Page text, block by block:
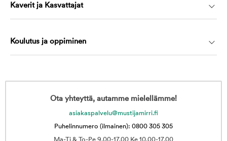
Kaverit ja Kasvattajat
Koulutus ja oppiminen
Ota yhteyttä, autamme mielellämme!
asiakaspalvelu@mustijamirri.fi
Puhelinnumero (ilmainen): 0800 305 305